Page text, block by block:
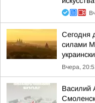
Сегодня
силами
Вчера,
Василий